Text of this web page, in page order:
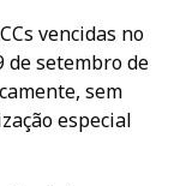
vencidas no
de setembro de
sem
especial